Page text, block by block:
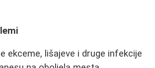
ekceme, lišajeve i druge infekcije